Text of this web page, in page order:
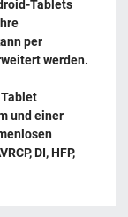
Tablets
per
werden.
und einer
DI, HFP,